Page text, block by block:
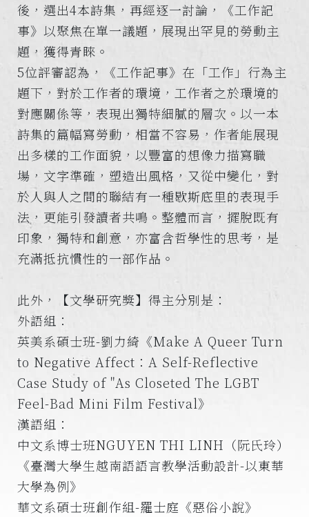
後，選出4本詩集，再經逐一討論，《工作記
事》以聚焦在單一議題，展現出罕見的勞動主
題，獲得青睞。
5位評審認為，《工作記事》在「工作」行為主
題下，對於工作者的環境，工作者之於環境的
對應關係等，表現出獨特細膩的層次。以一本
詩集的篇幅寫勞動，相當不容易，作者能展現
出多樣的工作面貌，以豐富的想像力描寫職
場，文字準確，塑造出風格，又從中變化，對
於人與人之間的聯結有一種歇斯底里的表現手
法，更能引發讀者共鳴。整體而言，擺脫既有
印象，獨特和創意，亦富含哲學性的思考，是
充滿抵抗慣性的一部作品。
此外，【文學研究獎】得主分別是：
外語組：
英美系碩士班-劉力綺《Make A Queer Turn
to Negative Affect：A Self-Reflective
Case Study of "As Closeted The LGBT
Feel-Bad Mini Film Festival》
漢語組：
中文系博士班NGUYEN THI LINH（阮氏玲）
《臺灣大學生越南語語言教學活動設計-以東華
大學為例》
華文系碩士班創作組-羅士庭《惡俗小說》